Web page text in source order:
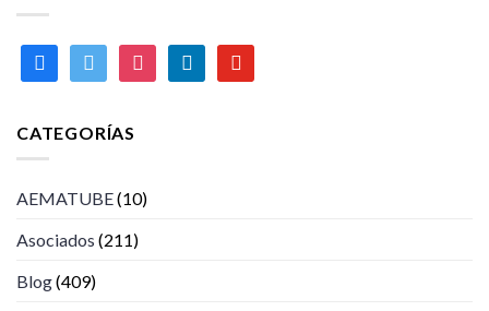
facebooktwitter instagramlinkedin youtube
CATEGORÍAS
AEMATUBE(10)
Asociados (211)
Blog(409)